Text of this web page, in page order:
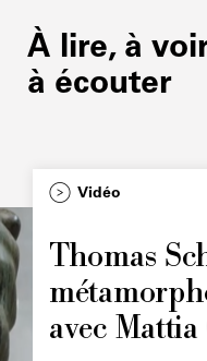
À lire, à
à écouter
TypeVidéo
Thomas
avec
Image
principale